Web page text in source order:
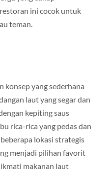
ini cocok untuk
teman.
konsep yang sederhana
laut yang segar dan
kepiting saus
rica-rica yang pedas dan
lokasi strategis
menjadi pilihan favorit
makanan laut